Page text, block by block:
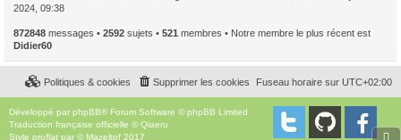
2024, 09:38
872848 messages • 2592 sujets • 521 membres • Notre membre le plus récent est
Didier60
Fuseau horaire sur UTC+02:00
Supprimer les cookies
Politiques & cookies
Développé par phpBB® Forum Software © phpBB Limited
Traduction française officielle ©Qiaeru
Style proflat par © Mazeltof 2017